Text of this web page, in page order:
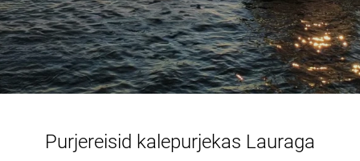
Purjereisid kalepurjekas Lauraga